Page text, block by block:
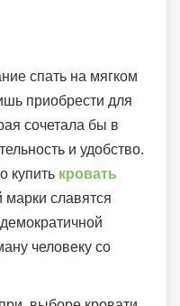
спать на мягком
приобрести для
сочетала бы в
и удобство.
купить кровать
марки славятся
человеку со